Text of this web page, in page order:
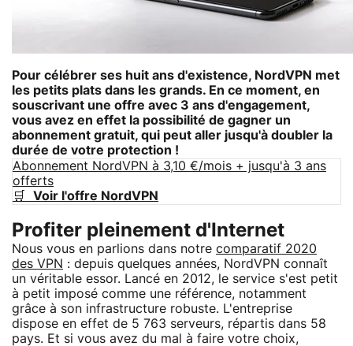
Pour célébrer ses huit ans d'existence, NordVPN met
les petits plats dans les grands. En ce moment, en
souscrivant une offre avec 3 ans d'engagement,
vous avez en effet la possibilité de gagner un
abonnement gratuit, qui peut aller jusqu'à doubler la
durée de votre protection !
Abonnement NordVPN à 3,10 €/mois + jusqu'à 3 ans
offerts
🛒 Voir l'offre NordVPN
Profiter pleinement d'Internet
Nous vous en parlions dans notre comparatif 2020
des VPN : depuis quelques années, NordVPN connaît
un véritable essor. Lancé en 2012, le service s'est petit
à petit imposé comme une référence, notamment
grâce à son infrastructure robuste. L'entreprise
dispose en effet de 5 763 serveurs, répartis dans 58
pays. Et si vous avez du mal à faire votre choix,